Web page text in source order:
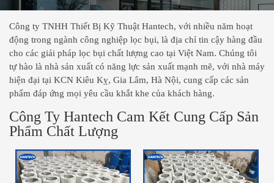
Công ty TNHH Thiết Bị Kỹ Thuật Hantech, với nhiều năm hoạt
động trong ngành công nghiệp lọc bụi, là địa chỉ tin cậy hàng đầu
cho các giải pháp lọc bụi chất lượng cao tại Việt Nam. Chúng tôi
tự hào là nhà sản xuất có năng lực sản xuất mạnh mẽ, với nhà máy
hiện đại tại KCN Kiêu Kỵ, Gia Lâm, Hà Nội, cung cấp các sản
phẩm đáp ứng mọi yêu cầu khắt khe của khách hàng.
Công Ty Hantech Cam Kết Cung Cấp Sản
Phẩm Chất Lượng